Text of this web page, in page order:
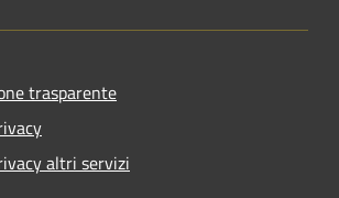
trasparente
altri servizi